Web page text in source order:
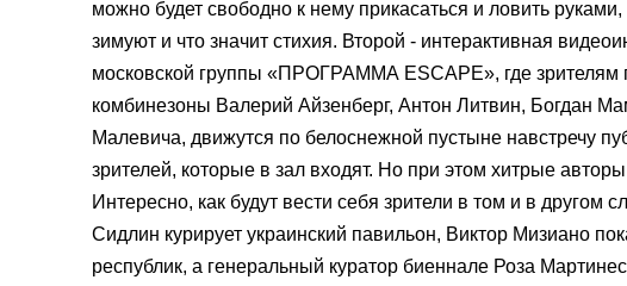
можно будет свободно к нему прикасаться и ловить
зимуют и что значит стихия. Второй - интерактивная
московской группы «ПРОГРАММА ESCAPE», где зрителям
комбинезоны Валерий Айзенберг, Антон Литвин, Богдан
Малевича, движутся по белоснежной пустыне навстречу
зрителей, которые в зал входят. Но при этом хитрые
Интересно, как будут вести себя зрители в том и в
Сидлин курирует украинский павильон, Виктор Мизиано
республик, а генеральный куратор биеннале Роза